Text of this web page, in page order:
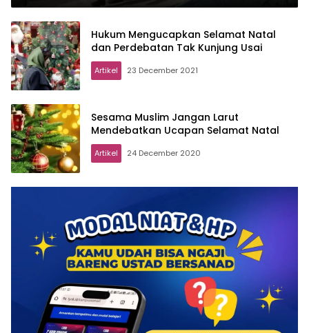
Hukum Mengucapkan Selamat Natal
dan Perdebatan Tak Kunjung Usai
Artikel 23 December 2021
Sesama Muslim Jangan Larut
Mendebatkan Ucapan Selamat Natal
Artikel 24 December 2020